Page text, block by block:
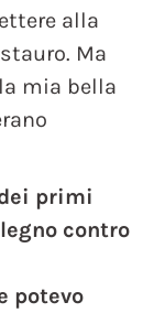
alla
Ma
mia bella
primi
contro
potevo